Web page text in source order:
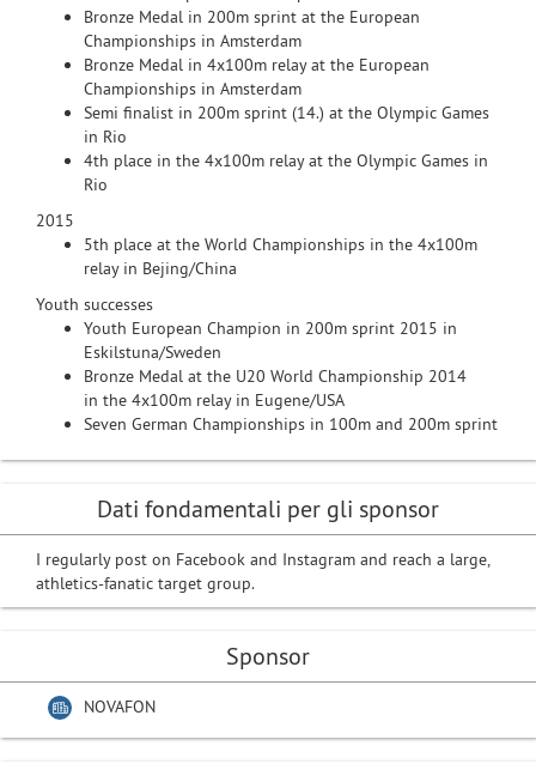
Bronze Medal in 200m sprint at the European
Championships in Amsterdam
Bronze Medal in 4x100m relay at the European
Championships in Amsterdam
Semi finalist in 200m sprint (14.) at the Olympic Games
in Rio
4th place in the 4x100m relay at the Olympic Games in
Rio
2015
5th place at the World Championships in the 4x100m
relay in Bejing/China
Youth successes
Youth European Champion in 200m sprint 2015 in
Eskilstuna/Sweden
Bronze Medal at the U20 World Championship 2014
in the 4x100m relay in Eugene/USA
Seven German Championships in 100m and 200m sprint
Dati fondamentali per gli sponsor
I regularly post on Facebook and Instagram and reach a large,
athletics-fanatic target group.
Sponsor
NOVAFON